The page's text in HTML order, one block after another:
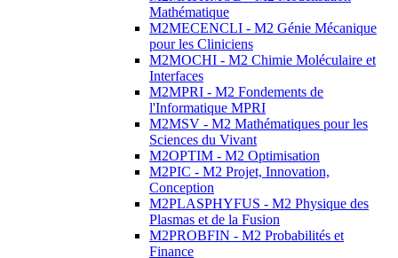
Mathématique
M2MECENCLI - M2 Génie Mécanique
pour les Cliniciens
M2MOCHI - M2 Chimie Moléculaire et
Interfaces
M2MPRI - M2 Fondements de
l'Informatique MPRI
M2MSV - M2 Mathématiques pour les
Sciences du Vivant
M2OPTIM - M2 Optimisation
M2PIC - M2 Projet, Innovation,
Conception
M2PLASPHYFUS - M2 Physique des
Plasmas et de la Fusion
M2PROBFIN - M2 Probabilités et
Finance